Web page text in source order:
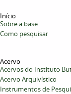
Início
Sobre a base
Como pesquisar
Acervo
Acervos do Instituto
Acervo Arquivístico
Instrumentos de